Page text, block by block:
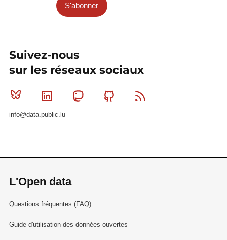
S'abonner
Suivez-nous
sur les réseaux sociaux
Bluesky Linkedin MastodonGithub
info@data.public.lu
L'Open data
Questions fréquentes (FAQ)
Guide d'utilisation des données ouvertes